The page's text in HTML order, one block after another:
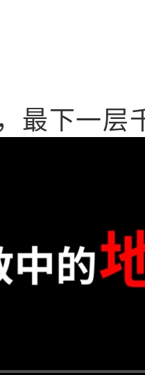
最下一层